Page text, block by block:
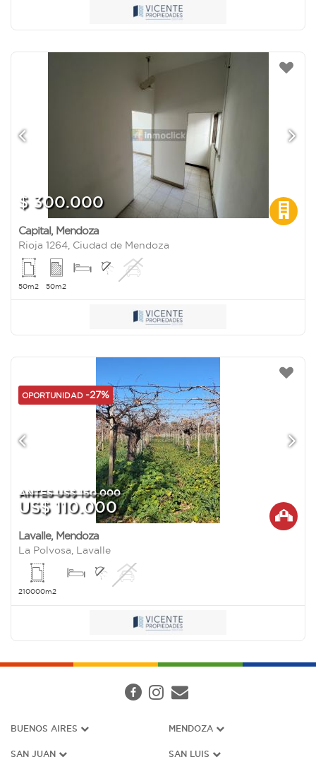
$ 300.000
Capital, Mendoza
Rioja 1264, Ciudad de Mendoza
50m2 50m2
OPORTUNIDAD -27%
ANTES US$ 150.000
US$ 110.000
Lavalle, Mendoza
La Polvosa, Lavalle
210000m2
BUENOS AIRES MENDOZA
SAN JUAN SAN LUIS